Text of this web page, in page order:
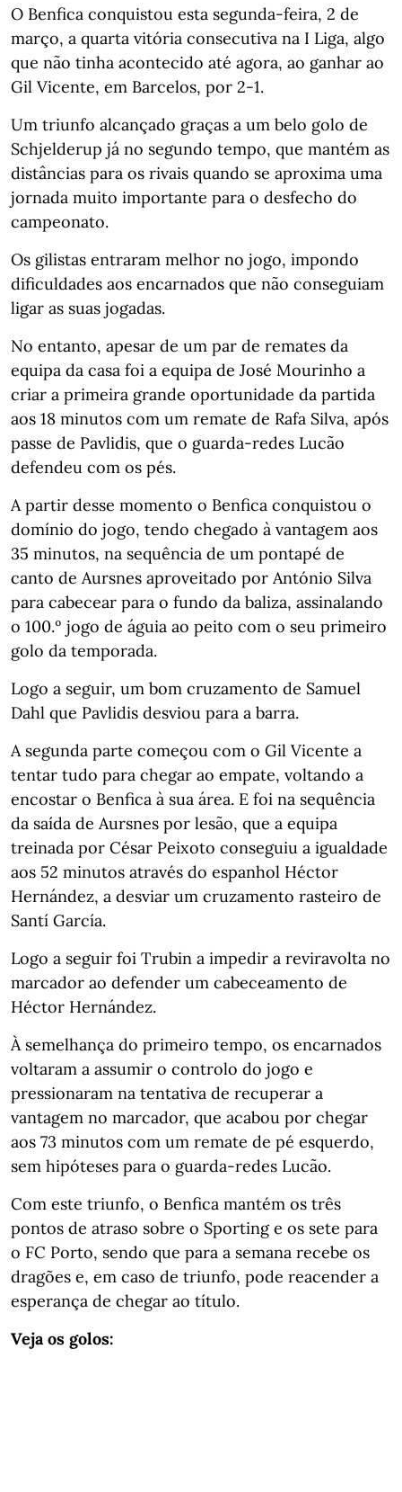
O Benfica conquistou esta segunda-feira, 2 de
março, a quarta vitória consecutiva na I Liga, algo
que não tinha acontecido até agora, ao ganhar ao
Gil Vicente, em Barcelos, por 2-1.
Um triunfo alcançado graças a um belo golo de
Schjelderup já no segundo tempo, que mantém as
distâncias para os rivais quando se aproxima uma
jornada muito importante para o desfecho do
campeonato.
Os gilistas entraram melhor no jogo, impondo
dificuldades aos encarnados que não conseguiam
ligar as suas jogadas.
No entanto, apesar de um par de remates da
equipa da casa foi a equipa de José Mourinho a
criar a primeira grande oportunidade da partida
aos 18 minutos com um remate de Rafa Silva, após
passe de Pavlidis, que o guarda-redes Lucão
defendeu com os pés.
A partir desse momento o Benfica conquistou o
domínio do jogo, tendo chegado à vantagem aos
35 minutos, na sequência de um pontapé de
canto de Aursnes aproveitado por António Silva
para cabecear para o fundo da baliza, assinalando
o 100.º jogo de águia ao peito com o seu primeiro
golo da temporada.
Logo a seguir, um bom cruzamento de Samuel
Dahl que Pavlidis desviou para a barra.
A segunda parte começou com o Gil Vicente a
tentar tudo para chegar ao empate, voltando a
encostar o Benfica à sua área. E foi na sequência
da saída de Aursnes por lesão, que a equipa
treinada por César Peixoto conseguiu a igualdade
aos 52 minutos através do espanhol Héctor
Hernández, a desviar um cruzamento rasteiro de
Santí García.
Logo a seguir foi Trubin a impedir a reviravolta no
marcador ao defender um cabeceamento de
Héctor Hernández.
À semelhança do primeiro tempo, os encarnados
voltaram a assumir o controlo do jogo e
pressionaram na tentativa de recuperar a
vantagem no marcador, que acabou por chegar
aos 73 minutos com um remate de pé esquerdo,
sem hipóteses para o guarda-redes Lucão.
Com este triunfo, o Benfica mantém os três
pontos de atraso sobre o Sporting e os sete para
o FC Porto, sendo que para a semana recebe os
dragões e, em caso de triunfo, pode reacender a
esperança de chegar ao título.
Veja os golos: